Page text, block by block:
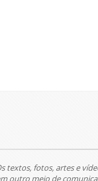
textos, fotos, artes e
outro meio de